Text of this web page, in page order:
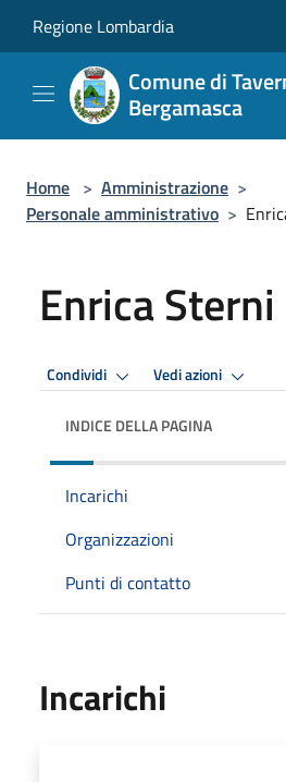
Regione Lombardia
Comune di
Bergamasca
Home > Amministrazione >
Personale amministrativo >
Enrica Sterni
Condividi Vedi azioni
INDICE DELLA PAGINA
Incarichi
Organizzazioni
Punti di contatto
Incarichi